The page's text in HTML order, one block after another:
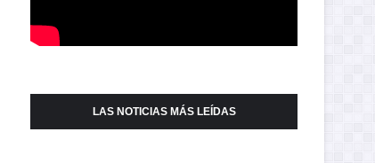
LAS NOTICIAS MÁS LEÍDAS